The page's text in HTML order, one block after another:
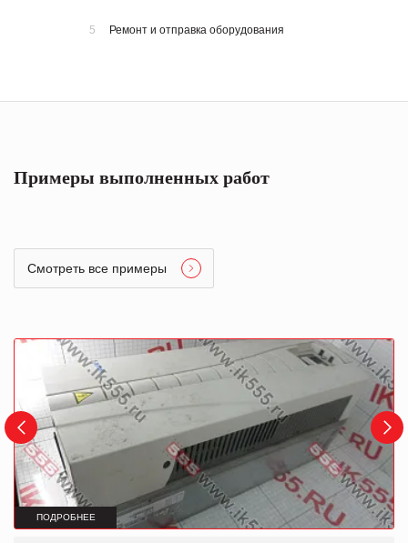
5 Ремонт и отправка оборудования
Примеры выполненных работ
Смотреть все примеры
ПОДРОБНЕЕ